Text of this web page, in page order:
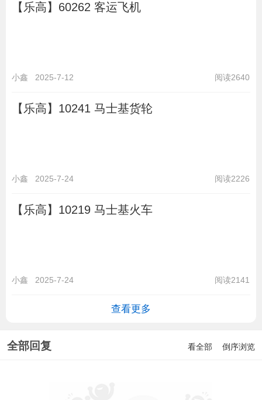
【乐高】60262 客运飞机
小鑫 2025-7-12 阅读2640
【乐高】10241 马士基货轮
小鑫 2025-7-24 阅读2226
【乐高】10219 马士基火车
小鑫 2025-7-24 阅读2141
查看更多
全部回复 看全部 倒序浏览